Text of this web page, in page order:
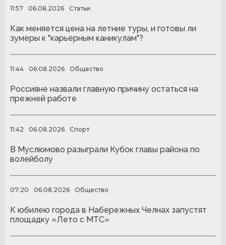
11:57 06.08.2026 Статьи
Как меняется цена на летние туры, и готовы ли
зумеры к "карьерным каникулам"?
11:44 06.08.2026 Общество
Россияне назвали главную причину остаться на
прежней работе
11:42 06.08.2026 Спорт
В Муслюмово разыграли Кубок главы района по
волейболу
07:20 06.08.2026 Общество
К юбилею города в Набережных Челнах запустят
площадку «Лето с МТС»